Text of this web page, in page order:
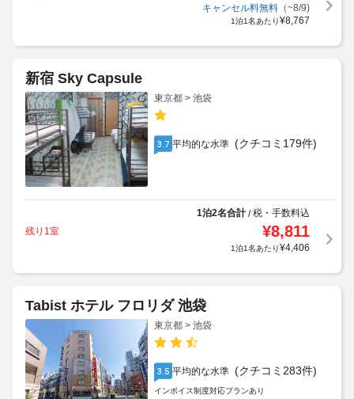
¥17,533
キャンセル料無料 （~8/9)
新宿 Sky Capsule
東京都 > 池袋
税・手数料込
¥8,811
Tabist ホテル フロリダ 池袋
東京都 > 池袋
3.5 平均的な水準 (クチコミ283件)